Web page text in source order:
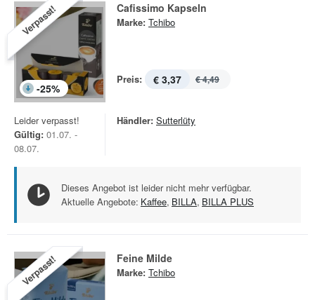
Verpasst!
-25%
Cafissimo Kapseln
Marke: Tchibo
Preis: € 3,37 € 4,49
Leider verpasst!
Gültig: 01.07. -
08.07.
Händler: Sutterlüty
Dieses Angebot ist leider nicht mehr verfügbar.
Aktuelle Angebote: Kaffee, BILLA, BILLA PLUS
Verpasst! Feine Milde
Marke: Tchibo